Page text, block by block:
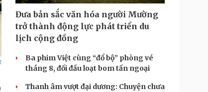
Đưa bản sắc văn hóa người Mường
trở thành động lực phát triển du
lịch cộng đồng
Ba phim Việt cùng “đổ bộ” phòng vé
tháng 8, đối đầu loạt bom tấn ngoại
Thanh âm vượt đại dương: Chuyện chưa